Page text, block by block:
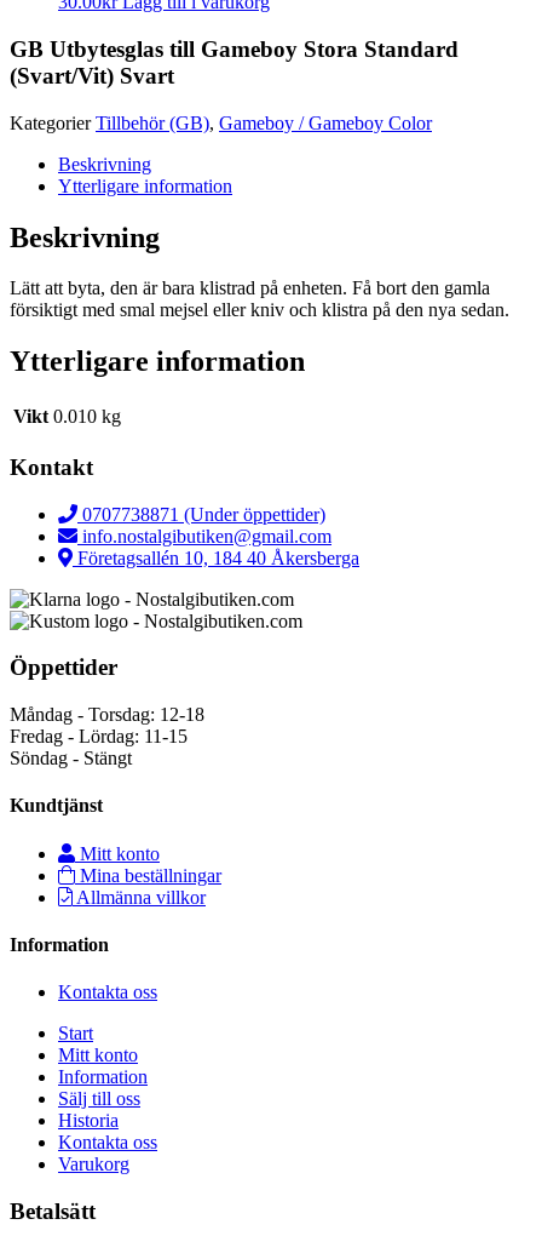
GB Utbytesglas till Gameboy Stora Standard
(Svart/Vit) Svart
Kategorier Tillbehör (GB), Gameboy / Gameboy Color
Beskrivning
Ytterligare information
Beskrivning
Lätt att byta, den är bara klistrad på enheten. Få bort den gamla
försiktigt med smal mejsel eller kniv och klistra på den nya sedan.
Ytterligare information
Vikt 0.010 kg
Kontakt
0707738871 (Under öppettider)
info.nostalgibutiken@gmail.com
Företagsallén 10, 184 40 Åkersberga
Öppettider
Måndag - Torsdag: 12-18
Fredag - Lördag: 11-15
Söndag - Stängt
Kundtjänst
Mitt konto
Mina beställningar
Allmänna villkor
Information
Kontakta oss
Start
Mitt konto
Information
Sälj till oss
Historia
Kontakta oss
Varukorg
Betalsätt